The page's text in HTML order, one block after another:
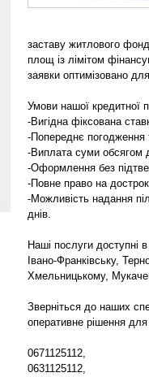
заставу житлового
площ із лімітом
заявки оптимізовано
Умови нашої кредитної
-Вигідна фіксована
-Попереднє погодження
-Виплата суми обсягом
-Оформлення без
-Повне право на
-Можливість надання
днів.
Наші послуги доступні
Івано-Франківську,
Хмельницькому,
Зверніться до наших
оперативне рішення
0671125112,
0631125112,